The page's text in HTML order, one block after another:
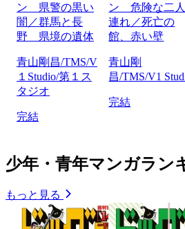
ン 県警の黒い
闇／群馬と長
野 県境の遺体
青山剛昌/TMS/V
１Studio/第１ス
タジオ
完結
ン 危険な二人
連れ／死亡の
館、赤い壁
青山剛
昌/TMS/V1
完結
少年・青年マンガラン
もっと見る